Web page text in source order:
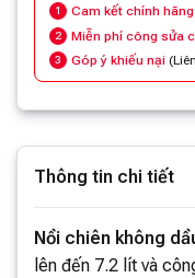
1 Cam kết chính hãng
2 Miễn phí công sửa
3 Góp ý khiếu nại
Thông tin chi tiết
Nồi chiên không
lên đến 7.2 lít và